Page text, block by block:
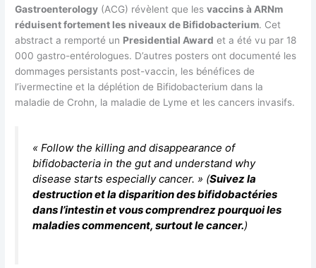
Gastroenterology (ACG) révèlent que lesvaccins à ARNm
réduisent fortement les niveaux de Bifidobacterium. Cet
abstract a remporté un Presidential Award et a été vu par 18
000 gastro-entérologues. D’autres posters ont documenté les
dommages persistants post-vaccin, les bénéfices de
l’ivermectine et la déplétion de Bifidobacterium dans la
maladie de Crohn, la maladie de Lyme et les cancers invasifs.
« Follow the killing and disappearance of
bifidobacteria in the gut and understand why
disease starts especially cancer. » (Suivez la
destruction et la disparition des bifidobactéries
dans l’intestin et vous comprendrez pourquoi les
maladies commencent, surtout le cancer.)